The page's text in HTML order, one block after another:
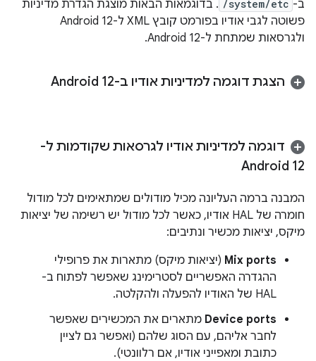
ב- /system/etc . בדוגמאות הבאות מוצגת הגדרת מדיניות
פשוטה לגבי אודיו בפורמט קובץ XML ל-Android 12
ולגרסאות שמתחת ל-Android 12.
הצגת דוגמה למדיניות אודיו ב-Android 12
דוגמה למדיניות אודיו לגרסאות שקודמות ל-
Android 12
המבנה ברמה העליונה מכיל מודולים שמתאימים לכל מודול
חומרה של HAL אודיו, כאשר לכל מודול יש רשימה של יציאות
מיקס, יציאות מכשיר ונתיבים:
Mix ports (יציאות מיקס) מתארות את פרופילי
ההגדרה האפשריים לסטרימינג שאפשר לפתוח ב-
HAL של האודיו להפעלה ולהקלטה.
Device ports מתארים את המכשירים שאפשר
לחבר אליהם, עם הסוג שלהם (ואפשר גם לציין
כתובת ומאפייני אודיו, אם רלוונטי).